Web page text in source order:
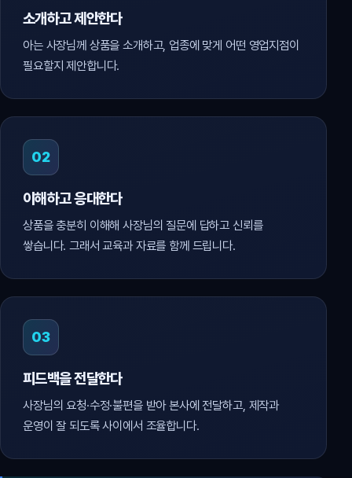
소개하고 제안한다
아는 사장님께 상품을 소개하고, 업종에 맞게 어떤 영업지점이
필요할지 제안합니다.
02
이해하고 응대한다
상품을 충분히 이해해 사장님의 질문에 답하고 신뢰를
쌓습니다. 그래서 교육과 자료를 함께 드립니다.
03
피드백을 전달한다
사장님의 요청·수정·불편을 받아 본사에 전달하고, 제작과
운영이 잘 되도록 사이에서 조율합니다.